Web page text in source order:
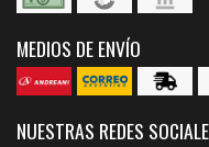
MEDIOS DE ENVÍO
NUESTRAS REDES